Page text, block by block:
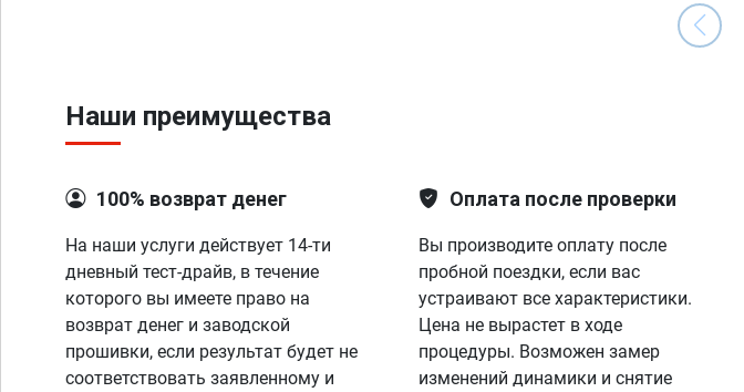
Наши преимущества
100% возврат денег
На наши услуги действует 14-ти
дневный тест-драйв, в течение
которого вы имеете право на
возврат денег и заводской
прошивки, если результат будет не
соответствовать заявленному и
Оплата после проверки
Вы производите оплату после
пробной поездки, если вас
устраивают все характеристики.
Цена не вырастет в ходе
процедуры. Возможен замер
изменений динамики и снятие